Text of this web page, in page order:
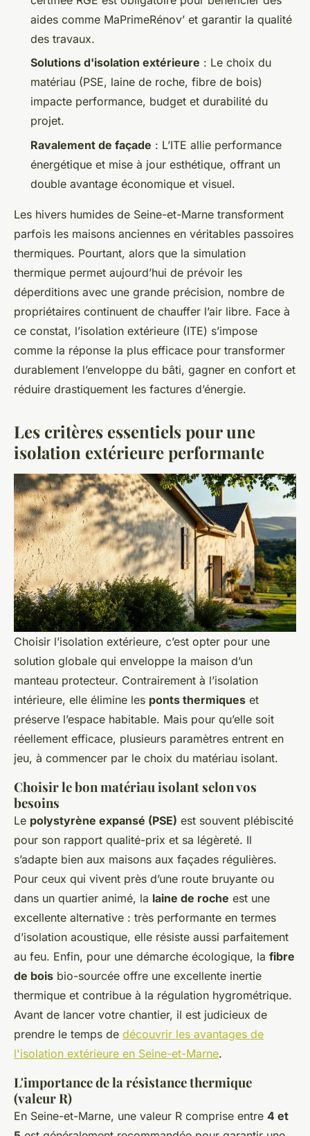
aides comme MaPrimeRénov’ et garantir la qualité
des travaux.
Solutions d'isolation extérieure : Le choix du
matériau (PSE, laine de roche, fibre de bois)
impacte performance, budget et durabilité du
projet.
Ravalement de façade : L’ITE allie performance
énergétique et mise à jour esthétique, offrant un
double avantage économique et visuel.
Les hivers humides de Seine-et-Marne transforment
parfois les maisons anciennes en véritables passoires
thermiques. Pourtant, alors que la simulation
thermique permet aujourd’hui de prévoir les
déperditions avec une grande précision, nombre de
propriétaires continuent de chauffer l’air libre. Face à
ce constat, l’isolation extérieure (ITE) s’impose
comme la réponse la plus efficace pour transformer
durablement l’enveloppe du bâti, gagner en confort et
réduire drastiquement les factures d’énergie.
Les critères essentiels pour une
isolation extérieure performante
Choisir l’isolation extérieure, c’est opter pour une
solution globale qui enveloppe la maison d’un
manteau protecteur. Contrairement à l’isolation
intérieure, elle élimine les ponts thermiques et
préserve l’espace habitable. Mais pour qu’elle soit
réellement efficace, plusieurs paramètres entrent en
jeu, à commencer par le choix du matériau isolant.
Choisir le bon matériau isolant selon vos
besoins
Le polystyrène expansé (PSE) est souvent plébiscité
pour son rapport qualité-prix et sa légèreté. Il
s’adapte bien aux maisons aux façades régulières.
Pour ceux qui vivent près d’une route bruyante ou
dans un quartier animé, la laine de roche est une
excellente alternative : très performante en termes
d’isolation acoustique, elle résiste aussi parfaitement
au feu. Enfin, pour une démarche écologique, la fibre
de bois bio-sourcée offre une excellente inertie
thermique et contribue à la régulation hygrométrique.
Avant de lancer votre chantier, il est judicieux de
prendre le temps de découvrir les avantages de
l'isolation extérieure en Seine-et-Marne.
L'importance de la résistance thermique
(valeur R)
En Seine-et-Marne, une valeur R comprise entre 4 et